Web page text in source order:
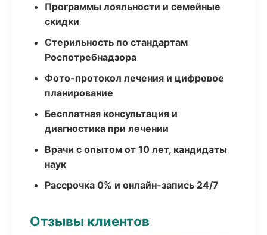
Программы лояльности и семейные
скидки
Стерильность по стандартам
Роспотребнадзора
Фото-протокол лечения и цифровое
планирование
Бесплатная консультация и
диагностика при лечении
Врачи с опытом от 10 лет, кандидаты
наук
Рассрочка 0% и онлайн-запись 24/7
Отзывы клиентов